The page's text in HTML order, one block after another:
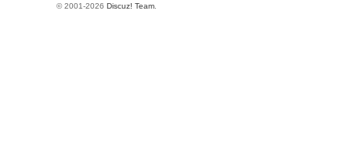
© 2001-2026 Discuz! Team